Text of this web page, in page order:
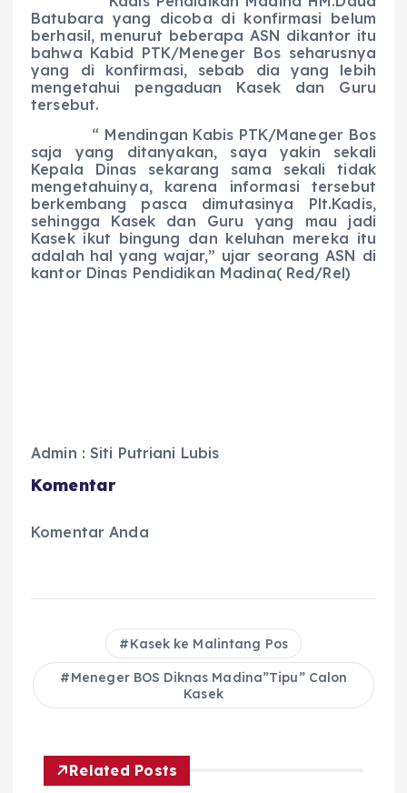
Batubara yang dicoba di konfirmasi belum
berhasil, menurut beberapa ASN dikantor itu
bahwa Kabid PTK/Meneger Bos seharusnya
yang di konfirmasi, sebab dia yang lebih
mengetahui pengaduan Kasek dan Guru
tersebut.
“ Mendingan Kabis PTK/Maneger Bos
saja yang ditanyakan, saya yakin sekali
Kepala Dinas sekarang sama sekali tidak
mengetahuinya, karena informasi tersebut
berkembang pasca dimutasinya Plt.Kadis,
sehingga Kasek dan Guru yang mau jadi
Kasek ikut bingung dan keluhan mereka itu
adalah hal yang wajar,” ujar seorang ASN di
kantor Dinas Pendidikan Madina( Red/Rel)
Admin : Siti Putriani Lubis
Komentar
Komentar Anda
Kasek ke Malintang Pos
Meneger BOS Diknas Madina”Tipu” Calon
Kasek
Related Posts